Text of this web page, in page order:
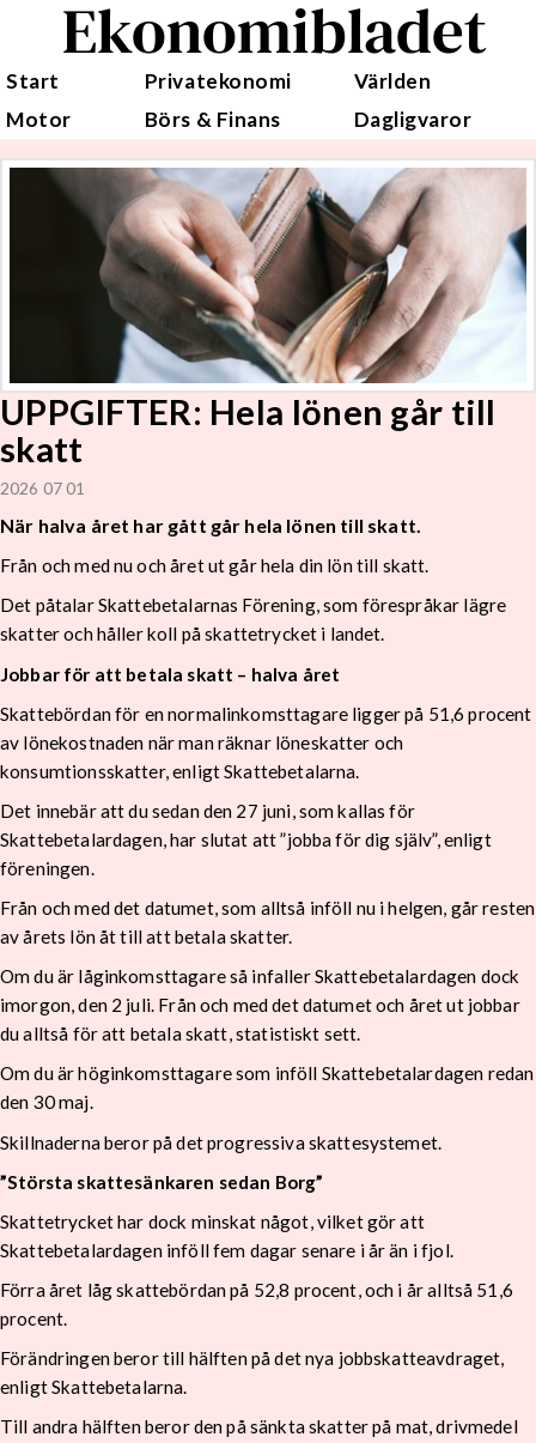
Ekonomibladet
Start Privatekonomi
Världen
Motor
Börs & Finans Dagligvaror
UPPGIFTER: Hela lönen går till
skatt
2026 07 01
När halva året har gått går hela lönen till skatt.
Från och med nu och året ut går hela din lön till skatt.
Det påtalar Skattebetalarnas Förening, som förespråkar lägre
skatter och håller koll på skattetrycket i landet.
Jobbar för att betala skatt – halva året
Skattebördan för en normalinkomsttagare ligger på 51,6 procent
av lönekostnaden när man räknar löneskatter och
konsumtionsskatter, enligt Skattebetalarna.
Det innebär att du sedan den 27 juni, som kallas för
Skattebetalardagen, har slutat att ”jobba för dig själv”, enligt
föreningen.
Från och med det datumet, som alltså inföll nu i helgen, går resten
av årets lön åt till att betala skatter.
Om du är låginkomsttagare så infaller Skattebetalardagen dock
imorgon, den 2 juli. Från och med det datumet och året ut jobbar
du alltså för att betala skatt, statistiskt sett.
Om du är höginkomsttagare som inföll Skattebetalardagen redan
den 30 maj.
Skillnaderna beror på det progressiva skattesystemet.
”Största skattesänkaren sedan Borg”
Skattetrycket har dock minskat något, vilket gör att
Skattebetalardagen inföll fem dagar senare i år än i fjol.
Förra året låg skattebördan på 52,8 procent, och i år alltså 51,6
procent.
Förändringen beror till hälften på det nya jobbskatteavdraget,
enligt Skattebetalarna.
Till andra hälften beror den på sänkta skatter på mat, drivmedel